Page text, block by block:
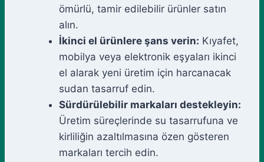
ömürlü, tamir edilebilir ürünler satın
alın.
İkinci el ürünlere şans verin: Kıyafet,
mobilya veya elektronik eşyaları ikinci
el alarak yeni üretim için harcanacak
sudan tasarruf edin.
Sürdürülebilir markaları destekleyin:
Üretim süreçlerinde su tasarrufuna ve
kirliliğin azaltılmasına özen gösteren
markaları tercih edin.